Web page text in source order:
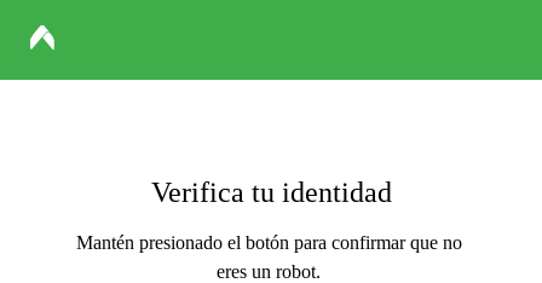
Verifica tu identidad
Mantén presionado el botón para confirmar que no
eres un robot.